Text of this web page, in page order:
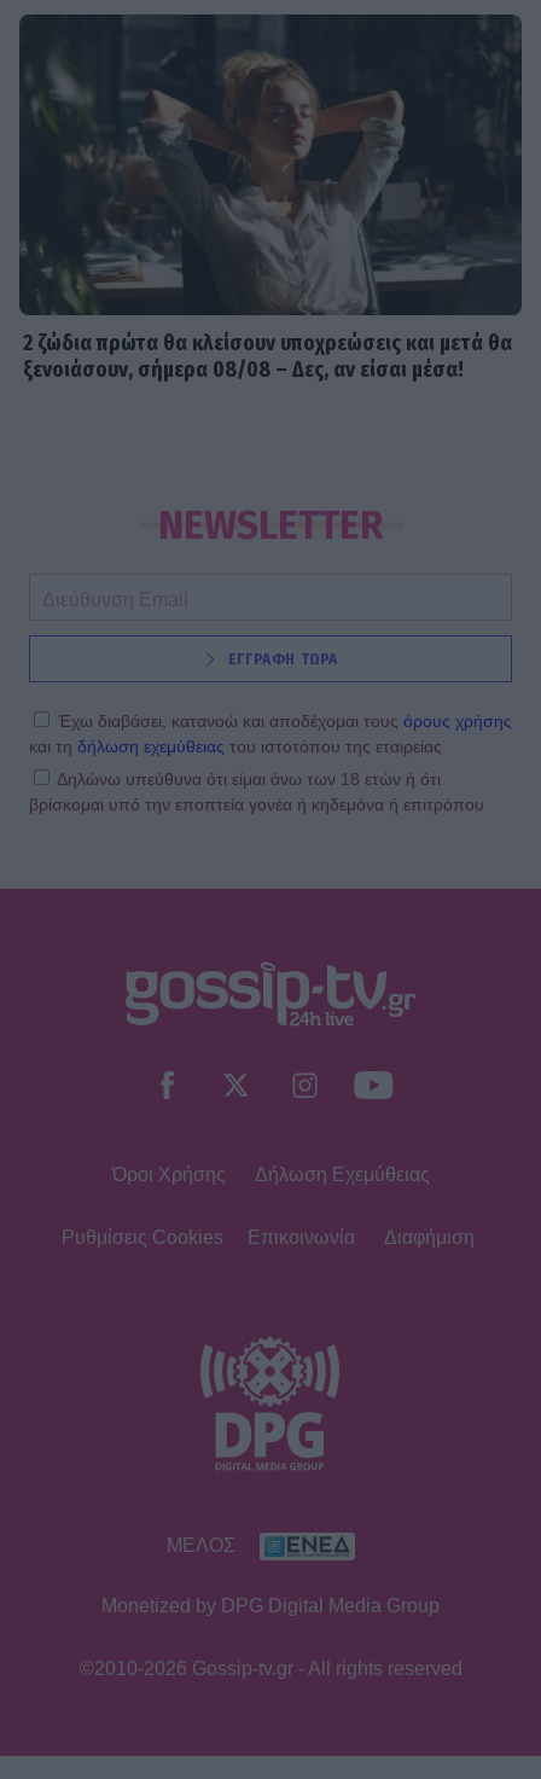
2 ζώδια πρώτα θα κλείσουν υποχρεώσεις και μετά θα
ξενοιάσουν, σήμερα 08/08 – Δες, αν είσαι μέσα!
NEWSLETTER
ΕΓΓΡΑΦΗ ΤΩΡΑ
Έχω διαβάσει, κατανοώ και αποδέχομαι τους όρους χρήσης
και τη δήλωση εχεμύθειας του ιστοτόπου της εταιρείας
Δηλώνω υπεύθυνα ότι είμαι άνω των 18 ετών ή ότι
βρίσκομαι υπό την εποπτεία γονέα ή κηδεμόνα ή επιτρόπου
Όροι Χρήσης Δήλωση Εχεμύθειας
Ρυθμίσεις Cookies Επικοινωνία Διαφήμιση
ΜΕΛΟΣ
Monetized by DPG Digital Media Group
©2010-2026 Gossip-tv.gr - All rights reserved